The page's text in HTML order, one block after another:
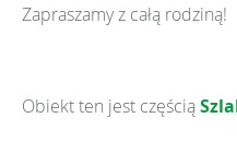
Zapraszamy z całą rodziną!
Obiekt ten jest częścią